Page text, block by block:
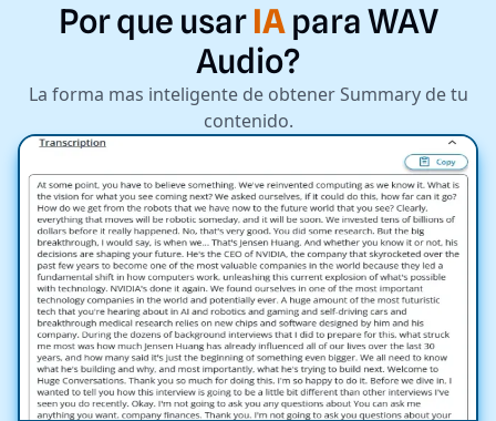
Porque usar IA paraWAV
Audio?
La forma mas inteligente de obtener Summary de tu
contenido.